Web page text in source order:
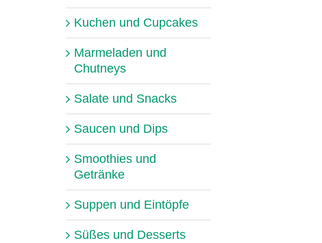
Kuchen und Cupcakes
Marmeladen und
Chutneys
Salate und Snacks
Saucen und Dips
Smoothies und
Getränke
Suppen und Eintöpfe
Süßes und Desserts